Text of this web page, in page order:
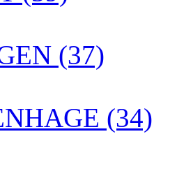
(37)
(34)